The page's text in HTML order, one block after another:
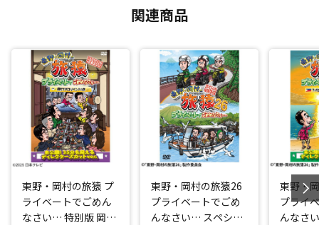
関連商品
東野・岡村の旅猿 プ
ライベートでごめん
なさい… 特別版 岡村
東野・岡村の旅猿26
プライベートでごめ
んなさい… スペシャ
東野・
プライ
んなさ